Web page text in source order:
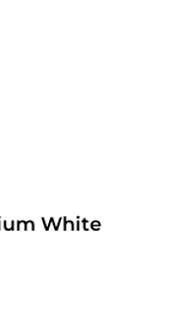
White